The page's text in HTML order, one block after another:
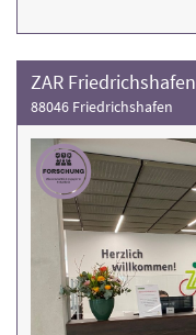
ZAR Friedrichshafen
88046 Friedrichshafen